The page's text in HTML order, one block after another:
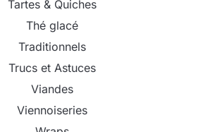
Tartes & Quiches
Thé glacé
Traditionnels
Trucs et Astuces
Viandes
Viennoiseries